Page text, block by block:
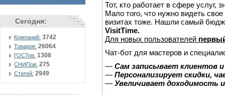
Сегодня:
Компаний: 3742
Товаров: 26064
ГОСТов: 1308
СНИПов: 275
Статей: 2949
Тот, кто работает в сфере услуг,
Мало того, что нужно видеть
визитах тоже. Нашли самый
VisitTime.
Для новых пользователей
Чат-бот для мастеров и
— Сам записывает клиентов
— Персонализирует скидки,
— Увеличивает доходимость